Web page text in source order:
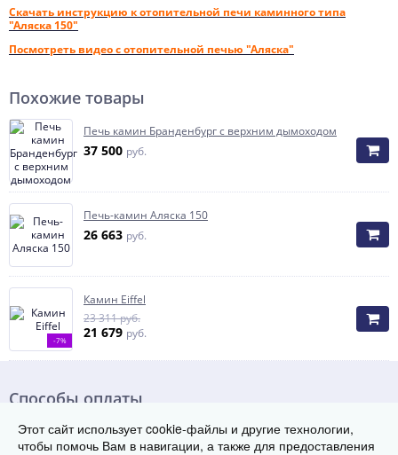
Скачать инструкцию к отопительной печи каминного типа
"Аляска 150"
Посмотреть видео с отопительной печью "Аляска"
Похожие товары
Печь камин Бранденбург с верхним дымоходом
37 500 руб.
Печь-камин Аляска 150
26 663 руб.
-7%
Камин Eiffel
23 311 руб.
21 679 руб.
Способы оплаты
Этот сайт использует cookie-файлы и другие технологии,
чтобы помочь Вам в навигации, а также для предоставления